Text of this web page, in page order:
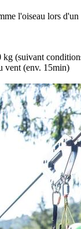
l'oiseau lors d'un
kg (suivant
vent (env. 15min)